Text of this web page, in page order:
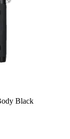
Black